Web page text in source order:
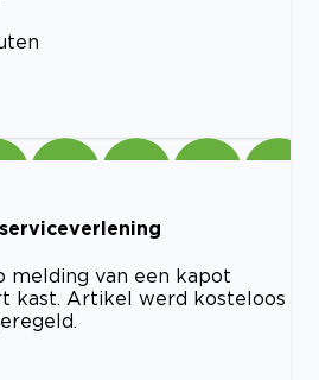
melding van een kapot
kast. Artikel werd kosteloos